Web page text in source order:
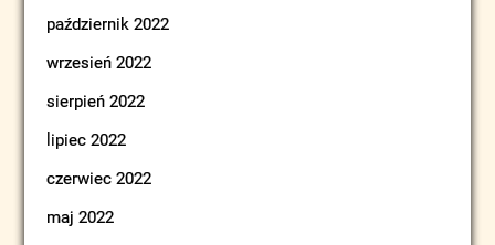
październik 2022
wrzesień 2022
sierpień 2022
lipiec 2022
czerwiec 2022
maj 2022